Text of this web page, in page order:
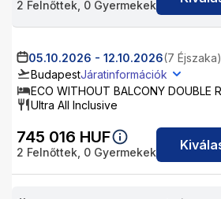
2 Felnőttek, 0 Gyermekek
05.10.2026 - 12.10.2026(7 Éjszaka)
BudapestJáratinformációk
ECO WITHOUT BALCONY DOUBLE
Ultra All Inclusive
745 016 HUF
2 Felnőttek, 0 Gyermekek